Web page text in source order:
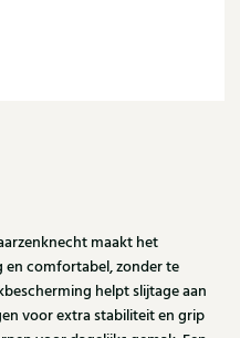
maakt het
en comfortabel, zonder te
helpt slijtage aan
voor extra stabiliteit en grip